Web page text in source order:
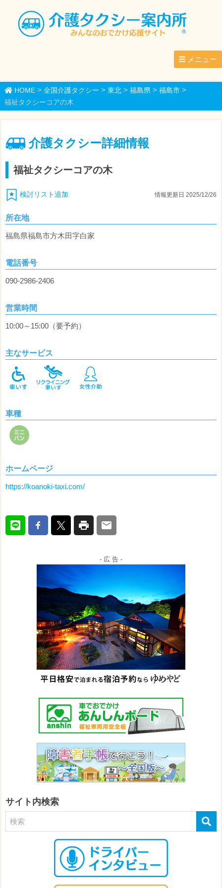
メニュー
HOME> 全国介護タクシー > 東北> 福島県> 福島市>
福祉タクシーコアの木
介護タクシー詳細情報
福祉タクシーコアの木
検討リスト追加 情報更新日 2025/12/26
所在地
福島県福島市方木田字白家
電話番号
090-2986-2406
営業時間
10:00～15:00（要予約）
主なサービス
車種
ホームページ
https://koanoki-taxi.com/
- 広 告 -
サイト内検索